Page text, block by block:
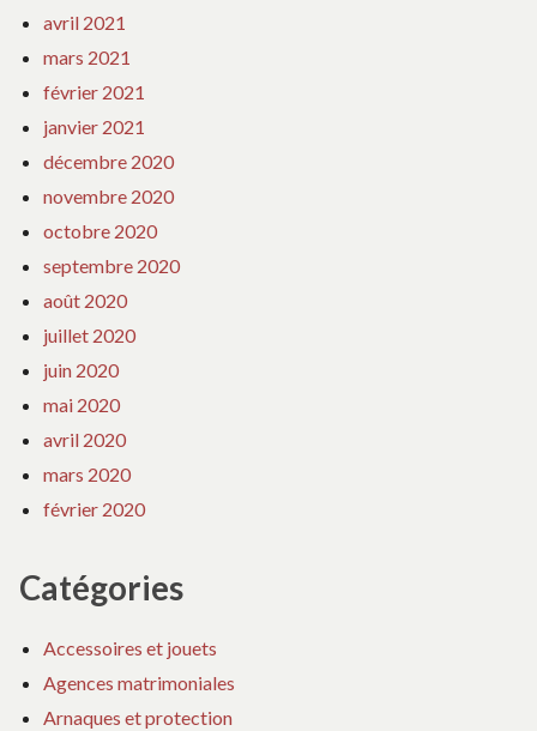
avril 2021
mars 2021
février 2021
janvier 2021
décembre 2020
novembre 2020
octobre 2020
septembre 2020
août 2020
juillet 2020
juin 2020
mai 2020
avril 2020
mars 2020
février 2020
Catégories
Accessoires et jouets
Agences matrimoniales
Arnaques et protection